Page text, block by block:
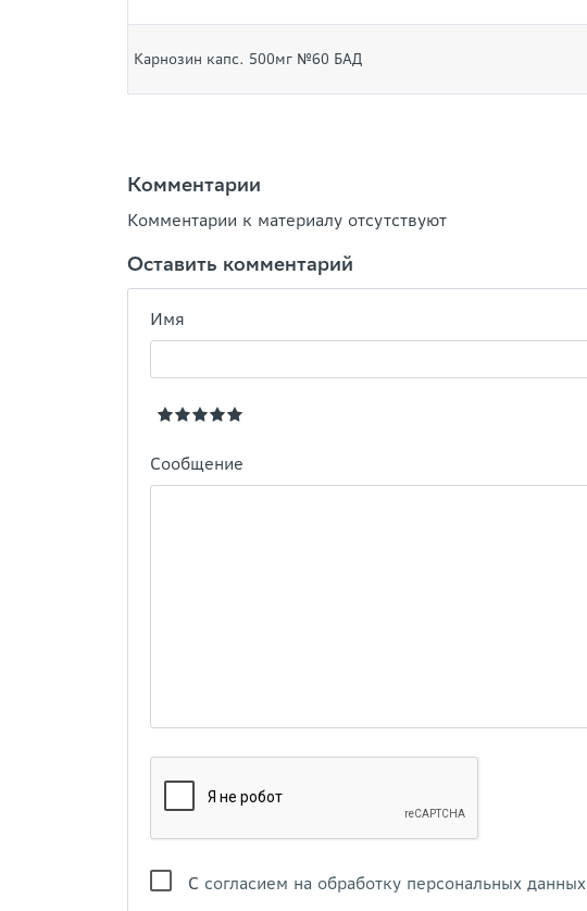
Карнозин капс. 500мг №60 БАД
Комментарии
Комментарии к материалу отсутствуют
Оставить комментарий
Имя
Сообщение
С согласием на обработку персональных данных